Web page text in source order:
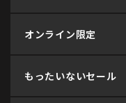
オンライン限定
もったいないセール